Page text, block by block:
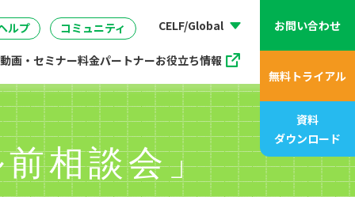
ルプ コミュニティ CELF/Global
理 07企画・マーケティング
動画・セミナー料金パートナー
販売支援プログラム
お役立ち情報
お問い合わせ
無料トライアル
資料
ダウンロード
相談会」